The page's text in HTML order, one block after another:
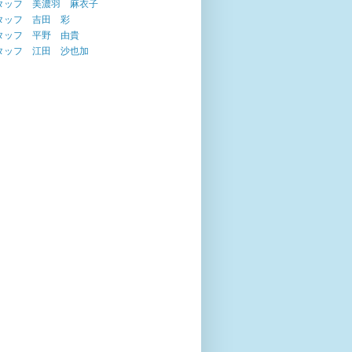
ッフ 美濃羽 麻衣子
ッフ 吉田 彩
ッフ 平野 由貴
ッフ 江田 沙也加